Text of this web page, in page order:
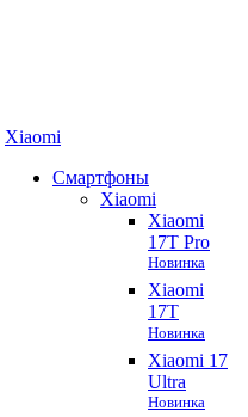
Xiaomi
Смартфоны
Xiaomi
Xiaomi
17T Pro
Новинка
Xiaomi
17T
Новинка
Xiaomi 17
Ultra
Новинка